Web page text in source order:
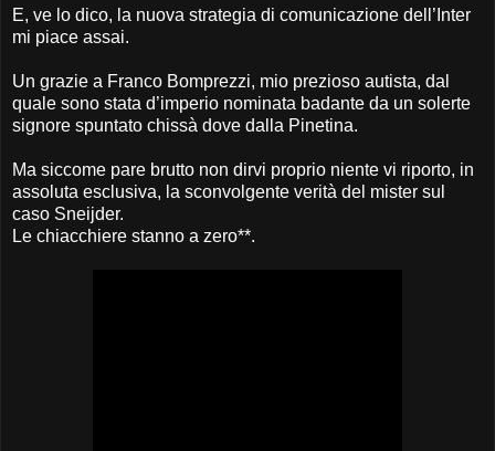
E, ve lo dico, la nuova strategia di comunicazione dell’Inter
mi piace assai.
Un grazie a Franco Bomprezzi, mio prezioso autista, dal
quale sono stata d’imperio nominata badante da un solerte
signore spuntato chissà dove dalla Pinetina.
Ma siccome pare brutto non dirvi proprio niente vi riporto, in
assoluta esclusiva, la sconvolgente verità del mister sul
caso Sneijder.
Le chiacchiere stanno a zero**.